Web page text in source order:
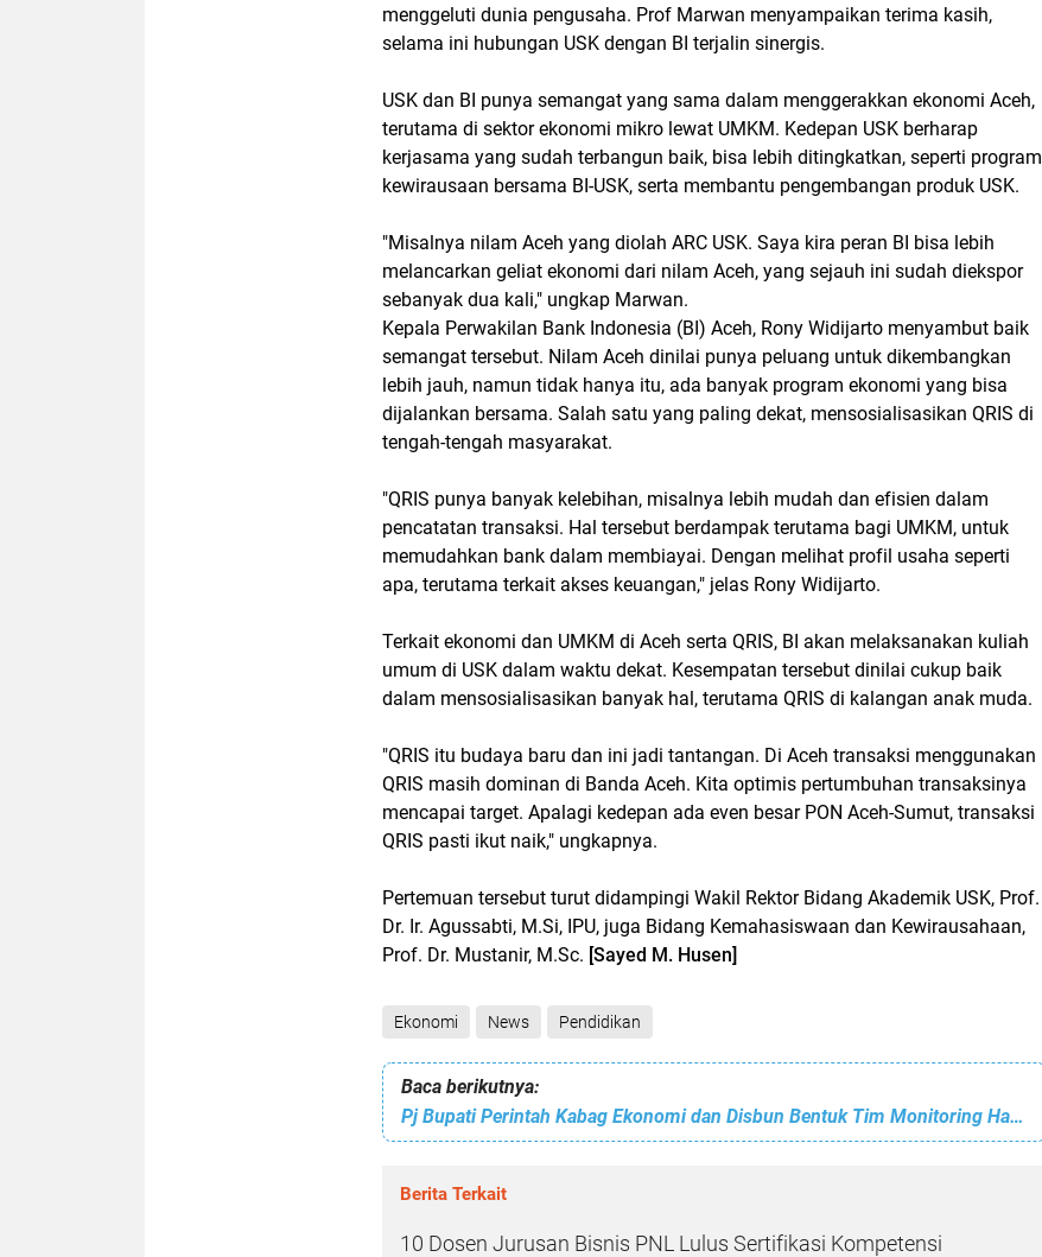
menggeluti dunia pengusaha. Prof Marwan menyampaikan terima kasih,
selama ini hubungan USK dengan BI terjalin sinergis.
USK dan BI punya semangat yang sama dalam menggerakkan ekonomi Aceh,
terutama di sektor ekonomi mikro lewat UMKM. Kedepan USK berharap
kerjasama yang sudah terbangun baik, bisa lebih ditingkatkan, seperti program
kewirausaan bersama BI-USK, serta membantu pengembangan produk USK.
"Misalnya nilam Aceh yang diolah ARC USK. Saya kira peran BI bisa lebih
melancarkan geliat ekonomi dari nilam Aceh, yang sejauh ini sudah diekspor
sebanyak dua kali," ungkap Marwan.
Kepala Perwakilan Bank Indonesia (BI) Aceh, Rony Widijarto menyambut baik
semangat tersebut. Nilam Aceh dinilai punya peluang untuk dikembangkan
lebih jauh, namun tidak hanya itu, ada banyak program ekonomi yang bisa
dijalankan bersama. Salah satu yang paling dekat, mensosialisasikan QRIS di
tengah-tengah masyarakat.
"QRIS punya banyak kelebihan, misalnya lebih mudah dan efisien dalam
pencatatan transaksi. Hal tersebut berdampak terutama bagi UMKM, untuk
memudahkan bank dalam membiayai. Dengan melihat profil usaha seperti
apa, terutama terkait akses keuangan," jelas Rony Widijarto.
Terkait ekonomi dan UMKM di Aceh serta QRIS, BI akan melaksanakan kuliah
umum di USK dalam waktu dekat. Kesempatan tersebut dinilai cukup baik
dalam mensosialisasikan banyak hal, terutama QRIS di kalangan anak muda.
"QRIS itu budaya baru dan ini jadi tantangan. Di Aceh transaksi menggunakan
QRIS masih dominan di Banda Aceh. Kita optimis pertumbuhan transaksinya
mencapai target. Apalagi kedepan ada even besar PON Aceh-Sumut, transaksi
QRIS pasti ikut naik," ungkapnya.
Pertemuan tersebut turut didampingi Wakil Rektor Bidang Akademik USK, Prof.
Dr. Ir. Agussabti, M.Si, IPU, juga Bidang Kemahasiswaan dan Kewirausahaan,
Prof. Dr. Mustanir, M.Sc. [Sayed M. Husen]
Ekonomi News Pendidikan
Baca berikutnya:
Pj Bupati Perintah Kabag Ekonomi dan Disbun Bentuk Tim Monitoring Harga TBS
Berita Terkait
10 Dosen Jurusan Bisnis PNL Lulus Sertifikasi Kompetensi